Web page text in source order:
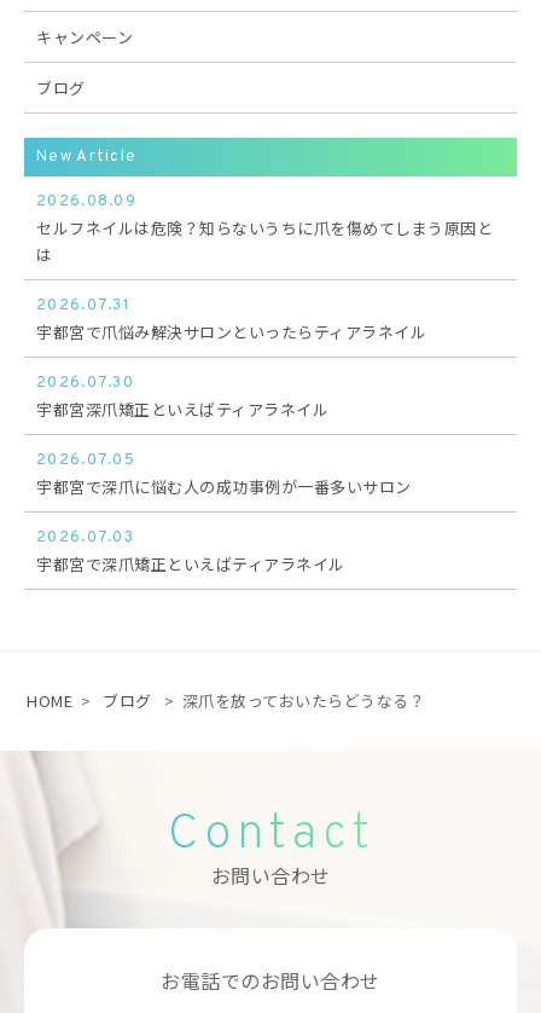
キャンペーン
ブログ
New Article
2026.08.09
セルフネイルは危険？知らないうちに爪を傷めてしまう原因と
は
2026.07.31
宇都宮で爪悩み解決サロンといったらティアラネイル
2026.07.30
宇都宮深爪矯正といえばティアラネイル
2026.07.05
宇都宮で深爪に悩む人の成功事例が一番多いサロン
2026.07.03
宇都宮で深爪矯正といえばティアラネイル
HOME > ブログ > 深爪を放っておいたらどうなる？
Contact
お問い合わせ
お電話でのお問い合わせ